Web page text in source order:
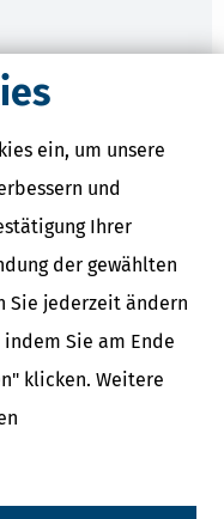
ein, um unsere
und
Ihrer
der gewählten
Sie jederzeit ändern
Sie am Ende
klicken. Weitere